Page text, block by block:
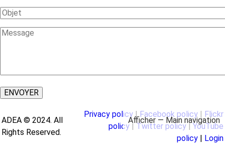
Main
navigation
Afficher — Main navigation
Domaines d'action
Email
Subject
Message
ADEA © 2024. All
Rights Reserved.
Privacy policy|Facebook policy | Flickr
policy |Twitter policy|YouTube
policy | Login